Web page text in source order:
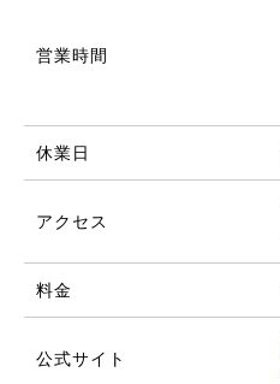
営業時間
休業日
アクセス
料金
公式サイト